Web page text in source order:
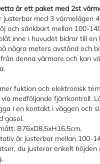
är ett paket med 2st
justerbar med 3 värmelägen
och sänkbart mellan 100-
inne i huvudet bidrar till en
några meters avstånd och
denna värmare och kan
fuktion och elektronisk
medföljande fjärrkontroll.
i en kontakt i väggen och
gasol.
B76xD8,5xH16,5cm.
är justerbar mellan 100-
du justerar enkelt